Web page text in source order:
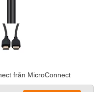
från MicroConnect